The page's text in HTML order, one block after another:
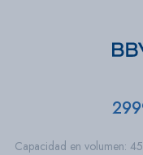
Capacidad en volumen: